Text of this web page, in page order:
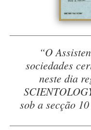
“O
sociedades
neste dia
sob a secção